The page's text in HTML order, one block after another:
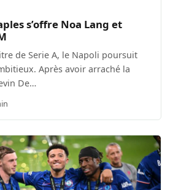
s’offre Noa Lang et
de Serie A, le Napoli poursuit
Après avoir arraché la
De…